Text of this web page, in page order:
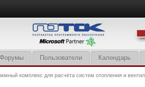
Форумы Пользователи Календарь
комплекс для расчёта систем отопления и